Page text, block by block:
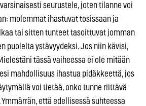
seurustele, joten tilanne voi
molemmat ihastuvat tosissaan ja
tai sitten tunteet tasoittuvat jomman
puolelta ystävyydeksi. Jos niin kävisi,
tässä vaiheessa ei ole mitään
mahdollisuus ihastua pidäkkeettä, jos
voi tietää, onko tunne riittävä
että edellisessä suhteessa